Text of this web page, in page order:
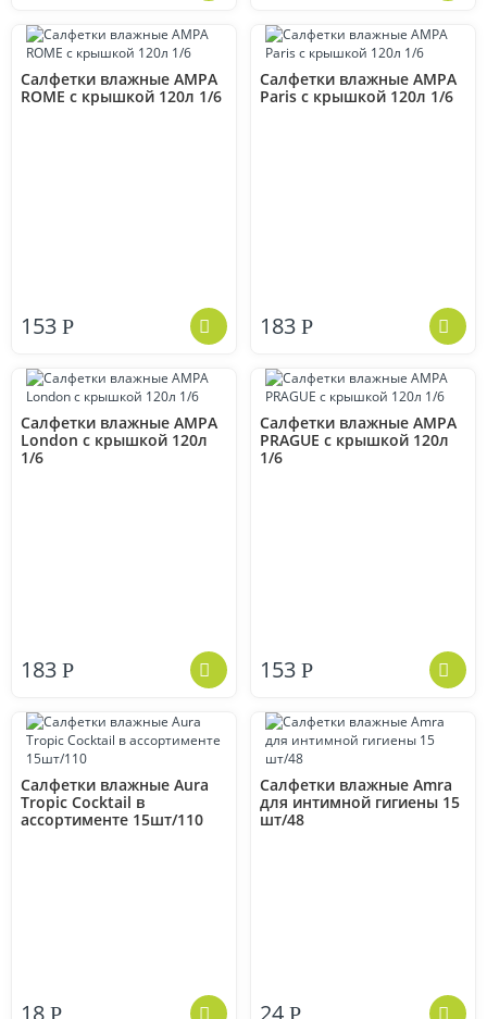
Салфетки влажные АМРА
ROME с крышкой 120л 1/6
153 Р
Салфетки влажные АМРА
Paris с крышкой 120л 1/6
183 Р
Салфетки влажные АМРА
London с крышкой 120л
1/6
183 Р
Салфетки влажные АМРА
PRAGUE с крышкой 120л
1/6
153 Р
Салфетки влажные Aura
Tropic Cocktail в
ассортименте 15шт/110
18 Р
Салфетки влажные Amra
для интимной гигиены 15
шт/48
24 Р